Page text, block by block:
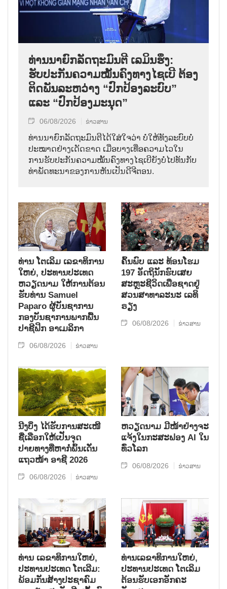
ທ່ານນາຍົກລັດຖະມົນຕີ ເລມິນຮຶງ:
ຮັບປະກັນຄວາມໝັ້ນຄົງທາງໄຊເບີ ຕ້ອງ
ຕິດພັນລະຫວ່າງ “ປົກປ້ອງລະບົບ”
ແລະ “ປົກປ້ອງມະນຸດ”
06/08/2026 ຂ່າວສານ
ທ່ານນາຍົກລັດຖະມົນຕີໄດ້ໃສ່ໃຈວ່າ ບໍ່ໃຫ້ທັງລະບົບບໍ່
ປະໝາດຢ່າງເດັດຂາດ ເມື່ອບາງເທື່ອຄວາມໄວໃນ
ການຮັບປະກັນຄວາມໝັ້ນຄົງທາງໄຊເບີຍັງບໍ່ໄປທັນກັບ
ທ່າພັດທະນາຂອງການຫັນເປັນດີຈີຕອນ.
ທ່ານ ໂຕ​ເລິມ ເລ​ຂາ​ທິ​ການ​
ໃຫຍ່, ປະ​ທານ​ປະ​ເທດ ​
ຫວຽດ​ນາມ ໃຫ້​ການ​ຕ້ອນ​
ຮັບ​ທ່ານ Samuel
Paparo ຜູ້​ບັນ​ຊາ​ການ
ກອງ​ບັນ​ຊາ​ການພາກ​ພື້ນ​
ປາ​ຊີ​ຟິກ ອາ​ເມ​ລິ​ກາ
06/08/2026 ຂ່າວສານ
ຄົ້ນ​ພົບ ແລະ ທ້ອນ​ໂຮມ
197 ອັດ​ຖິ​ນັກ​ຮົບ​ເສຍ​
ສະຫຼະ​ຊີ​ວິດ​ເພື່ອ​ຊາດ​ຢູ່​
ສວນ​ສາ​ທາ​ລະ​ນະ ເລ​ທິ​
ຣຽງ
06/08/2026 ຂ່າວສານ
ນີງບິ່ງ ໄດ້ຮັບການສະເໜີ
ຊື່ເລືອກໃຫ້ເປັນຈຸດ
ປາຍທາງທີ່ຫາກໍ່ພົ້ນເດັ່ນ
ແຖວໜ້າ ອາຊີ 2026
06/08/2026 ຂ່າວສານ
ຫວຽດນາມ ມີໜ້າຢ່າງຈະ
ແຈ້ງໃນກະສະຟອງ AI ໃນ
ທົ່ວໂລກ
06/08/2026 ຂ່າວສານ
ທ່ານ ເລຂາທິການໃຫຍ່,
ປະທານປະເທດ ໂຕເລີມ:
ພ້ອມກັນສ້າງປະຊາຄົມ
ທ່ານເລຂາທິການໃຫຍ່,
ປະທານປະເທດ ໂຕເລິມ
ຕ້ອນຮັບເອກອັກຄະ